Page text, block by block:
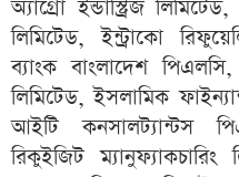
অ্যাগ্রো ইন্ডাস্ট্রিজ
লিমিটেড, ইন্ট্রাকো
ব্যাংক বাংলাদেশ
লিমিটেড, ইসলামিক
আইটি কনসালট্যান্টস
রিকুইজিট